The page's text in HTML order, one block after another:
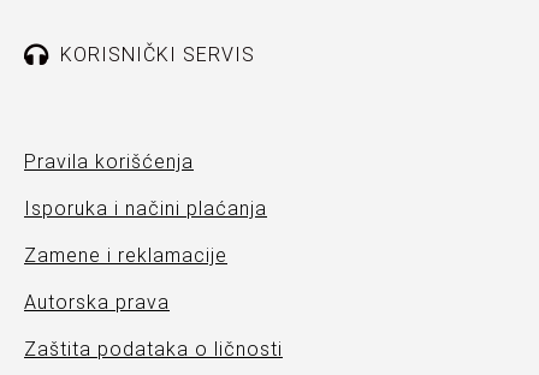
KORISNIČKI SERVIS
Pravila korišćenja
Isporuka i načini plaćanja
Zamene i reklamacije
Autorska prava
Zaštita podataka o ličnosti